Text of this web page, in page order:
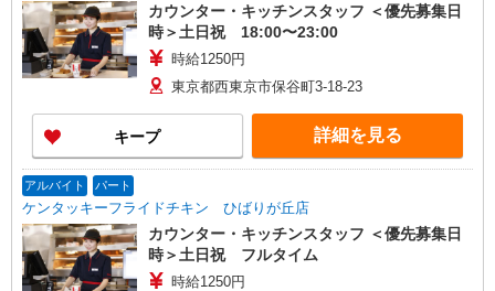
カウンター・キッチンスタッフ ＜優先募集日
時＞土日祝 18:00〜23:00
時給1250円
東京都西東京市保谷町3-18-23
キープ 詳細を見る
アルバイト パート
ケンタッキーフライドチキン ひばりが丘店
カウンター・キッチンスタッフ ＜優先募集日
時＞土日祝 フルタイム
時給1250円